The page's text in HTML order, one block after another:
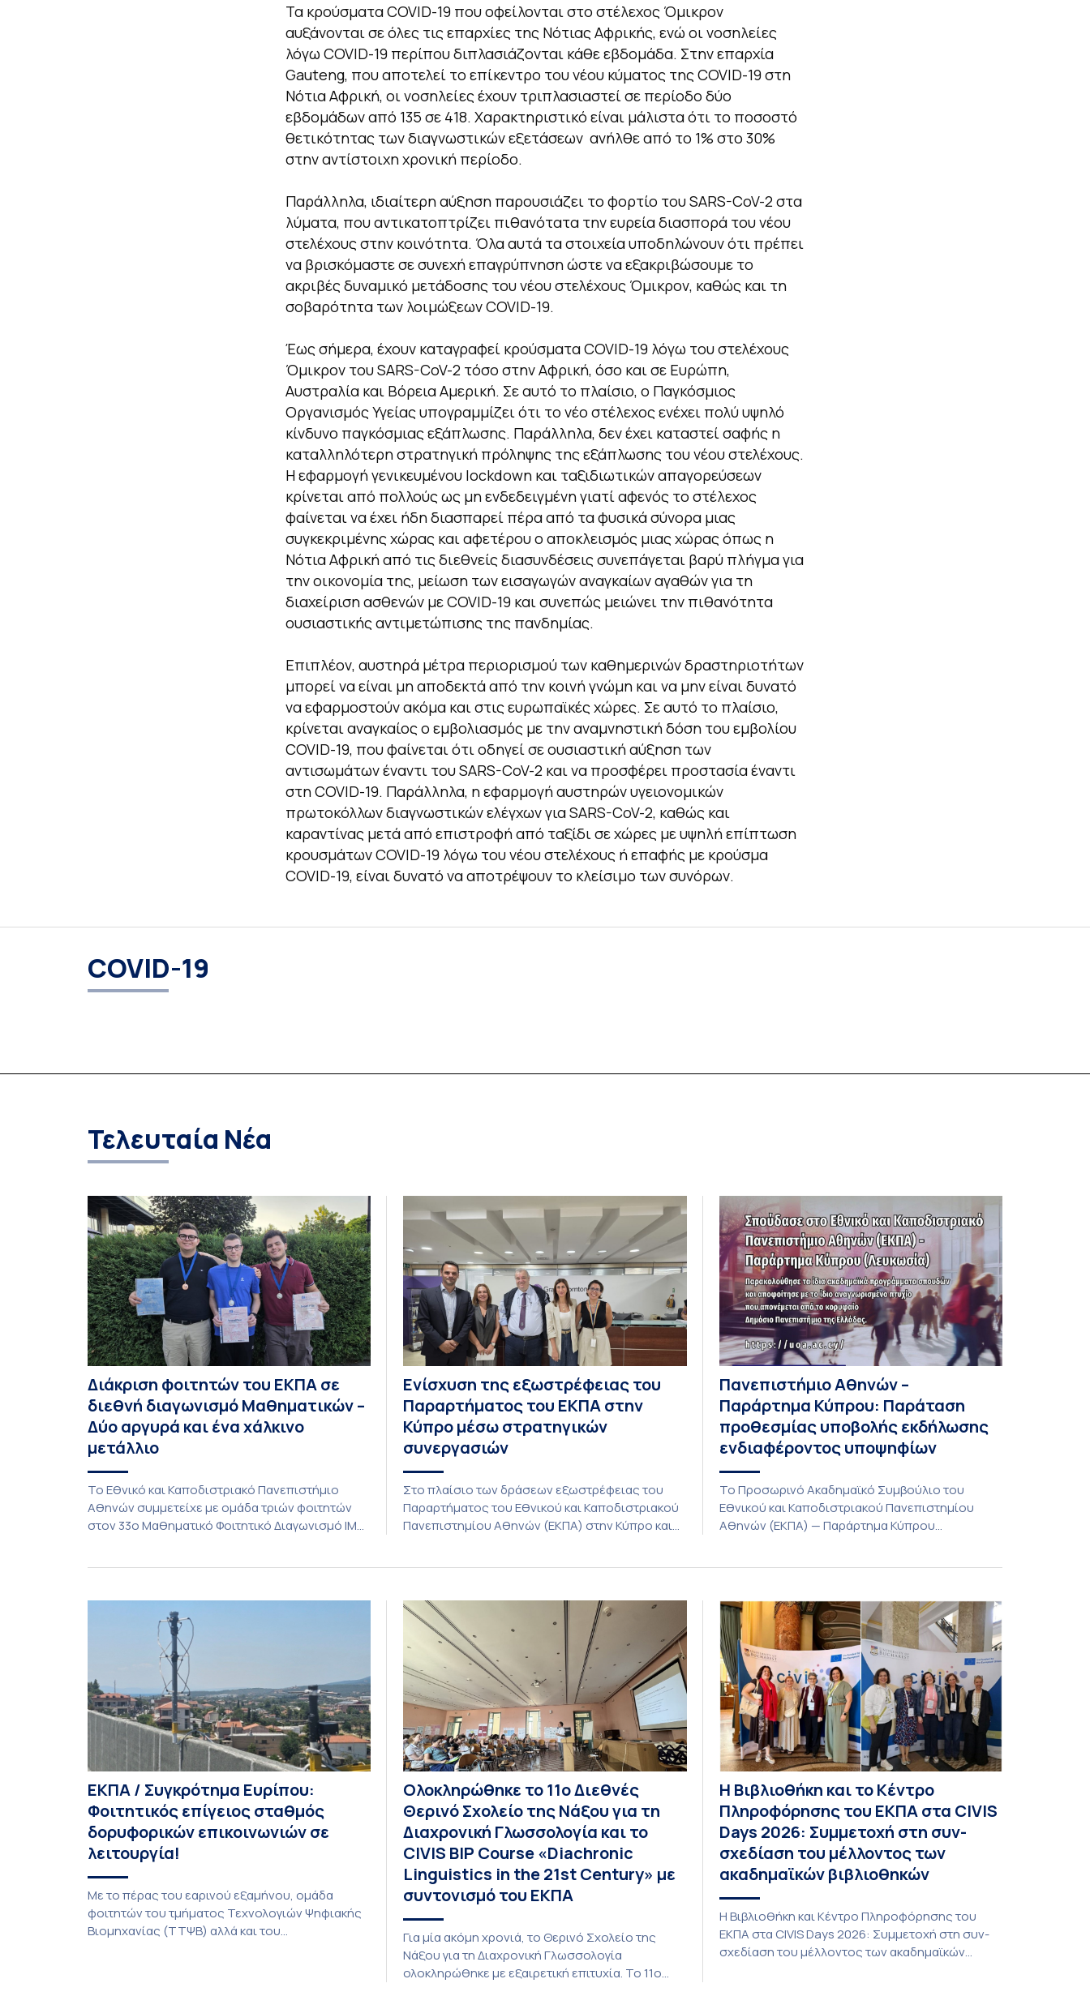
Τα κρούσματα COVID-19 που οφείλονται στο στέλεχος Όμικρον
αυξάνονται σε όλες τις επαρχίες της Νότιας Αφρικής, ενώ οι νοσηλείες
λόγω COVID-19 περίπου διπλασιάζονται κάθε εβδομάδα. Στην επαρχία
Gauteng, που αποτελεί το επίκεντρο του νέου κύματος της COVID-19 στη
Νότια Αφρική, οι νοσηλείες έχουν τριπλασιαστεί σε περίοδο δύο
εβδομάδων από 135 σε 418. Χαρακτηριστικό είναι μάλιστα ότι το ποσοστό
θετικότητας των διαγνωστικών εξετάσεων ανήλθε από το 1% στο 30%
στην αντίστοιχη χρονική περίοδο.
Παράλληλα, ιδιαίτερη αύξηση παρουσιάζει το φορτίο του SARS-CoV-2 στα
λύματα, που αντικατοπτρίζει πιθανότατα την ευρεία διασπορά του νέου
στελέχους στην κοινότητα. Όλα αυτά τα στοιχεία υποδηλώνουν ότι πρέπει
να βρισκόμαστε σε συνεχή επαγρύπνηση ώστε να εξακριβώσουμε το
ακριβές δυναμικό μετάδοσης του νέου στελέχους Όμικρον, καθώς και τη
σοβαρότητα των λοιμώξεων COVID-19.
Έως σήμερα, έχουν καταγραφεί κρούσματα COVID-19 λόγω του στελέχους
Όμικρον του SARS-CoV-2 τόσο στην Αφρική, όσο και σε Ευρώπη,
Αυστραλία και Βόρεια Αμερική. Σε αυτό το πλαίσιο, ο Παγκόσμιος
Οργανισμός Υγείας υπογραμμίζει ότι το νέο στέλεχος ενέχει πολύ υψηλό
κίνδυνο παγκόσμιας εξάπλωσης. Παράλληλα, δεν έχει καταστεί σαφής η
καταλληλότερη στρατηγική πρόληψης της εξάπλωσης του νέου στελέχους.
Η εφαρμογή γενικευμένου lockdown και ταξιδιωτικών απαγορεύσεων
κρίνεται από πολλούς ως μη ενδεδειγμένη γιατί αφενός το στέλεχος
φαίνεται να έχει ήδη διασπαρεί πέρα από τα φυσικά σύνορα μιας
συγκεκριμένης χώρας και αφετέρου ο αποκλεισμός μιας χώρας όπως η
Νότια Αφρική από τις διεθνείς διασυνδέσεις συνεπάγεται βαρύ πλήγμα για
την οικονομία της, μείωση των εισαγωγών αναγκαίων αγαθών για τη
διαχείριση ασθενών με COVID-19 και συνεπώς μειώνει την πιθανότητα
ουσιαστικής αντιμετώπισης της πανδημίας.
Επιπλέον, αυστηρά μέτρα περιορισμού των καθημερινών δραστηριοτήτων
μπορεί να είναι μη αποδεκτά από την κοινή γνώμη και να μην είναι δυνατό
να εφαρμοστούν ακόμα και στις ευρωπαϊκές χώρες. Σε αυτό το πλαίσιο,
κρίνεται αναγκαίος ο εμβολιασμός με την αναμνηστική δόση του εμβολίου
COVID-19, που φαίνεται ότι οδηγεί σε ουσιαστική αύξηση των
αντισωμάτων έναντι του SARS-CoV-2 και να προσφέρει προστασία έναντι
στη COVID-19. Παράλληλα, η εφαρμογή αυστηρών υγειονομικών
πρωτοκόλλων διαγνωστικών ελέγχων για SARS-CoV-2, καθώς και
καραντίνας μετά από επιστροφή από ταξίδι σε χώρες με υψηλή επίπτωση
κρουσμάτων COVID-19 λόγω του νέου στελέχους ή επαφής με κρούσμα
COVID-19, είναι δυνατό να αποτρέψουν το κλείσιμο των συνόρων.
COVID-19
Τελευταία Νέα
Διάκριση φοιτητών του ΕΚΠΑ σε
διεθνή διαγωνισμό Μαθηματικών –
Δύο αργυρά και ένα χάλκινο
μετάλλιο
To Εθνικό και Καποδιστριακό Πανεπιστήμιο
Αθηνών συμμετείχε με ομάδα τριών φοιτητών
στον 33ο Μαθηματικό Φοιτητικό Διαγωνισμό IMC
αυτόν συμμετείχαν 447 φοιτητές
εκπροσωπώντας 135 πανεπιστήμια από 46
χώρες. Από την Ελλάδα, συμμετείχαν επίσης το
Εθνικό Μετσόβιο Πολυτεχνείο, το Αριστοτέλειο
Πανεπιστήμιο […]
Ενίσχυση της εξωστρέφειας του
Παραρτήματος του ΕΚΠΑ στην
Κύπρο μέσω στρατηγικών
συνεργασιών
Στο πλαίσιο των δράσεων εξωστρέφειας του
Παραρτήματος του Εθνικού και Καποδιστριακού
Πανεπιστημίου Αθηνών (ΕΚΠΑ) στην Κύπρο και
Διοίκησης Επιχειρήσεων και Οργανισμών τον
Σεπτέμβριο του 2026, ο Κοσμήτορας της Σχολής
Οικονομικών και Πολιτικών Επιστημών,
Καθηγητής Νικόλαος Ηρειώτης, και ο Πρόεδρος
του Τμήματος […]
Πανεπιστήμιο Αθηνών –
Παράρτημα Κύπρου: Παράταση
προθεσμίας υποβολής εκδήλωσης
ενδιαφέροντος υποψηφίων
Το Προσωρινό Ακαδημαϊκό Συμβούλιο του
Εθνικού και Καποδιστριακού Πανεπιστημίου
Αθηνών (ΕΚΠΑ) — Παράρτημα Κύπρου
εκδήλωσης ενδιαφέροντος για την φοίτηση σε
Προγράμματα Σπουδών, Τμημάτων του
Πανεπιστημίου μας στο Παράρτημα Κύπρου για
το ακαδημαϊκό έτος 2026-2027, έως τη Δευτέρα
31 Αυγούστου 2026. […]
ΕΚΠΑ / Συγκρότημα Ευρίπου:
Φοιτητικός επίγειος σταθμός
δορυφορικών επικοινωνιών σε
λειτουργία!
Με το πέρας του εαρινού εξαμήνου, ομάδα
φοιτητών του τμήματος Τεχνολογιών Ψηφιακής
Βιομηχανίας (ΤΤΨΒ) αλλά και του
Ολοκληρώθηκε το 11ο Διεθνές
Θερινό Σχολείο της Νάξου για τη
Διαχρονική Γλωσσολογία και το
CIVIS BIP Course «Diachronic
Linguistics in the 21st Century» με
συντονισμό του ΕΚΠΑ
Για μία ακόμη χρονιά, το Θερινό Σχολείο της
Νάξου για τη Διαχρονική Γλωσσολογία
ολοκληρώθηκε με εξαιρετική επιτυχία. Το 11ο
Η Βιβλιοθήκη και το Κέντρο
Πληροφόρησης του ΕΚΠΑ στα CIVIS
Days 2026: Συμμετοχή στη συν-
σχεδίαση του μέλλοντος των
ακαδημαϊκών βιβλιοθηκών
Η Βιβλιοθήκη και Κέντρο Πληροφόρησης του
ΕΚΠΑ στα CIVIS Days 2026: Συμμετοχή στη συν-
σχεδίαση του μέλλοντος των ακαδημαϊκών